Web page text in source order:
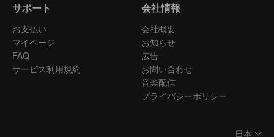
サポート
お支払い
マイページ
FAQ
サービス利用規約
会社情報
会社概要
お知らせ
広告
お問い合わせ
音楽配信
プライバシーポリシー
日本